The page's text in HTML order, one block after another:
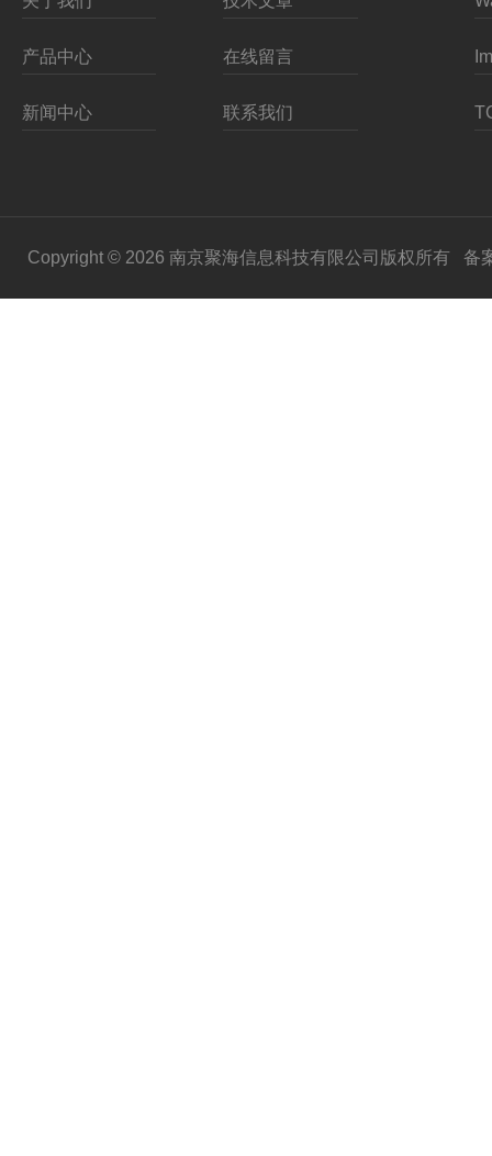
产品中心 在线留言
新闻中心 联系我们
Copyright © 2026 南京聚海信息科技有限公司版权所有 备